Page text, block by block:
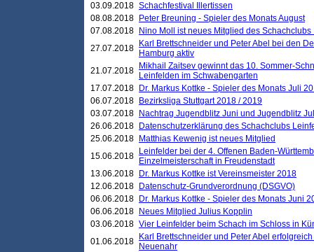
03.09.2018 Schachfestival Illertissen
08.08.2018
Peter Breuning - Spieler des Monats August
07.08.2018
Nino Moll ist neues Mitglied des
27.07.2018
Karl Brettschneider und Peter Abel bei den
Hamburg aktiv
21.07.2018
Mikhail Zaitsev gewinnt das 10. Sommer-
Leinfelden im Schwabengarten
17.07.2018
Dr. Markus Kottke - Spieler des Monats Juli
06.07.2018
Bezirksliga Stuttgart 2018 / 2019
03.07.2018
Nachtrag Jugendblitz Juni und Jugendblitz
26.06.2018
Datenschutzerklärung des Schachclubs
25.06.2018
Matthias Kewenig ist neues Mitglied
15.06.2018
Leinfelder bei der 4. Offenen Baden-
Einzelmeisterschaft in Freudenstadt
13.06.2018
Dr. Markus Kottke ist Vereinsmeister 2018
12.06.2018
Datenschutz-Grundverordnung (DSGVO)
06.06.2018
Dr. Markus Kottke - Spieler des Monats Juni
06.06.2018
Neues Mitglied Julius Kopplin
03.06.2018 Vier Leinfelder beim Schach im Schloss in
01.06.2018
Karl Brettschneider und Peter Abel
Neuenahr